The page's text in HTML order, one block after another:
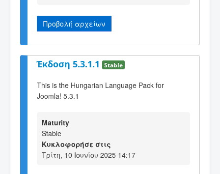
Προβολή αρχείων
Έκδοση 5.3.1.1 Stable
This is the Hungarian Language Pack for
Joomla! 5.3.1
Maturity
Stable
Κυκλοφορήσε στις
Τρίτη, 10 Ιουνίου 2025 14:17